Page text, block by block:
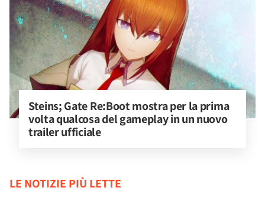
Steins; Gate Re:Boot mostra per la prima
volta qualcosa del gameplay in un nuovo
trailer ufficiale
LE NOTIZIE PIÙ LETTE